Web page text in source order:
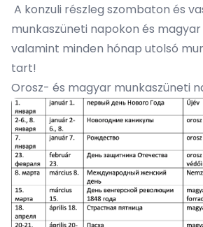
A konzuli részleg szombaton és
munkaszüneti napokon és
valamint minden hónap utolsó
tart!
Orosz- és magyar munkaszüneti